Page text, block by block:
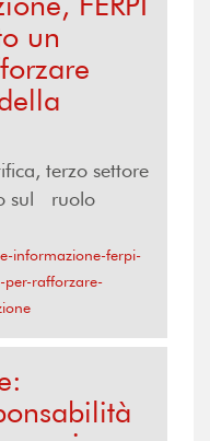
un
terzo settore
sul ruolo
informazione-ferpi-
per-rafforzare-